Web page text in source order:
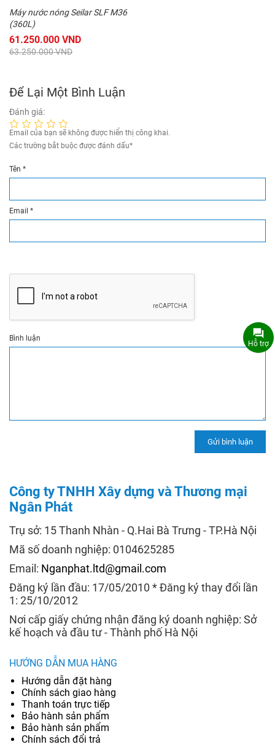
Máy nước nóng Seilar SLF M36
(360L)
61.250.000 VND
63.250.000 VND
Để Lại Một Bình Luận
Đánh giá:
Email của bạn sẽ không được hiển thị công khai.
Các trường bắt buộc được đánh dấu*
Tên *
Email *
Bình luận
Công ty TNHH Xây dựng và Thương mại
Ngân Phát
Trụ sở: 15 Thanh Nhàn - Q.Hai Bà Trưng - TP.Hà Nội
Mã số doanh nghiệp: 0104625285
Email: Nganphat.ltd@gmail.com
Đăng ký lần đầu: 17/05/2010 * Đăng ký thay đổi lần
1: 25/10/2012
Nơi cấp giấy chứng nhận đăng ký doanh nghiệp: Sở
kế hoạch và đầu tư - Thành phố Hà Nội
HƯỚNG DẪN MUA HÀNG
Hướng dẫn đặt hàng
Chính sách giao hàng
Thanh toán trực tiếp
Bảo hành sản phẩm
Bảo hành sản phẩm
Chính sách đổi trả
Hỗ trợ